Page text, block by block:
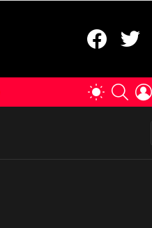
SWITCH